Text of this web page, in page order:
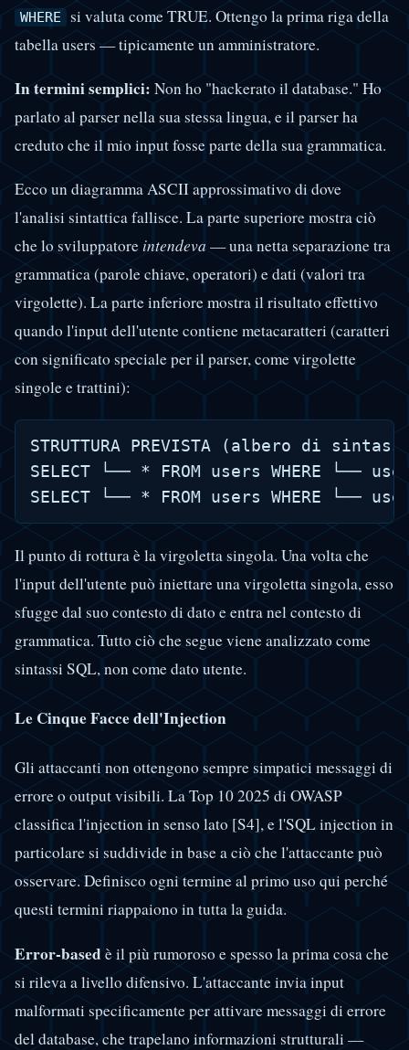
WHERE
si valuta come TRUE. Ottengo la prima riga della
tabella users — tipicamente un amministratore.
In termini semplici: Non ho "hackerato il database." Ho
parlato al parser nella sua stessa lingua, e il parser ha
creduto che il mio input fosse parte della sua grammatica.
Ecco un diagramma ASCII approssimativo di dove
l'analisi sintattica fallisce. La parte superiore mostra ciò
che lo sviluppatore intendeva— una netta separazione tra
grammatica (parole chiave, operatori) e dati (valori tra
virgolette). La parte inferiore mostra il risultato effettivo
quando l'input dell'utente contiene metacaratteri (caratteri
con significato speciale per il parser, come virgolette
singole e trattini):
STRUTTURA PREVISTA (albero di
SELECT └── * FROM users WHERE └──
Il punto di rottura è la virgoletta singola. Una volta che
l'input dell'utente può iniettare una virgoletta singola, esso
sfugge dal suo contesto di dato e entra nel contesto di
grammatica. Tutto ciò che segue viene analizzato come
sintassi SQL, non come dato utente.
Le Cinque Facce dell'Injection
Gli attaccanti non ottengono sempre simpatici messaggi di
errore o output visibili. La Top 10 2025 di OWASP
classifica l'injection in senso lato [S4], e l'SQL injection in
particolare si suddivide in base a ciò che l'attaccante può
osservare. Definisco ogni termine al primo uso qui perché
questi termini riappaiono in tutta la guida.
Error-basedè il più rumoroso e spesso la prima cosa che
si rileva a livello difensivo. L'attaccante invia input
malformati specificamente per attivare messaggi di errore
del database, che trapelano informazioni strutturali —